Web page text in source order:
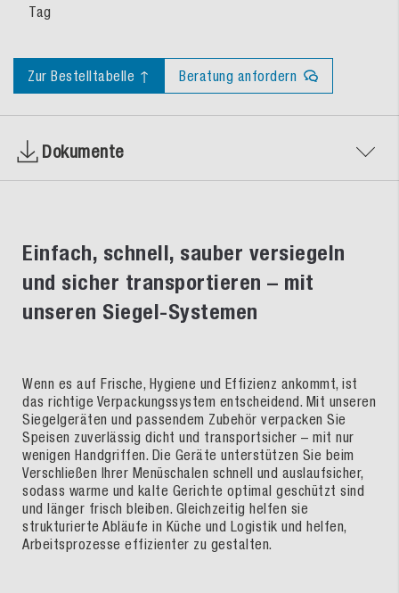
Tag
Zur Bestelltabelle ↑ Beratung anfordern
Dokumente
Einfach, schnell, sauber versiegeln
und sicher transportieren – mit
unseren Siegel-Systemen
Wenn es auf Frische, Hygiene und Effizienz ankommt, ist
das richtige Verpackungssystem entscheidend. Mit unseren
Siegelgeräten und passendem Zubehör verpacken Sie
Speisen zuverlässig dicht und transportsicher – mit nur
wenigen Handgriffen. Die Geräte unterstützen Sie beim
Verschließen Ihrer Menüschalen schnell und auslaufsicher,
sodass warme und kalte Gerichte optimal geschützt sind
und länger frisch bleiben. Gleichzeitig helfen sie
strukturierte Abläufe in Küche und Logistik und helfen,
Arbeitsprozesse effizienter zu gestalten.